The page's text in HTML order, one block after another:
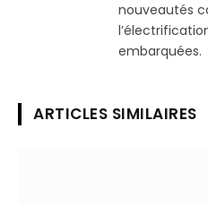
nouveautés
embarquées.
ARTICLES SIMILAIRES